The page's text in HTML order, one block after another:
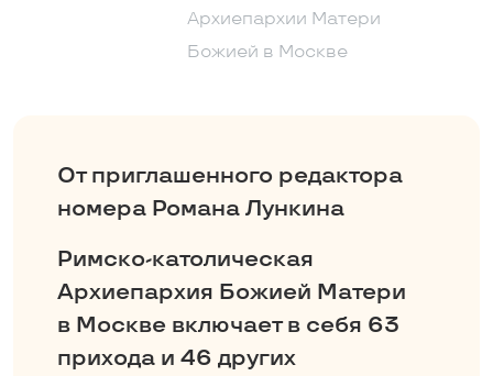
Архиепархии Матери
Божией в Москве
От приглашенного редактора
номера Романа Лункина
Римско-­католическая
Архиепархия Божией Матери
в Москве включает в себя 63
прихода и 46 других